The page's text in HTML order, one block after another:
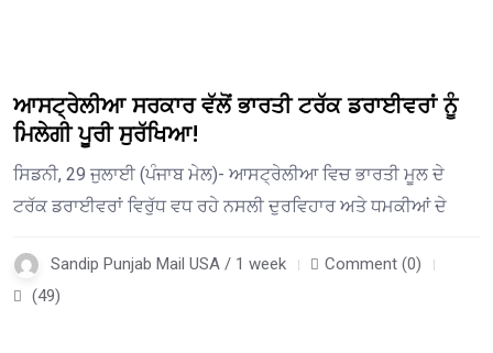
ਆਸਟ੍ਰੇਲੀਆ ਸਰਕਾਰ ਵੱਲੋਂ ਭਾਰਤੀ ਟਰੱਕ ਡਰਾਈਵਰਾਂ ਨੂੰ
ਮਿਲੇਗੀ ਪੂਰੀ ਸੁਰੱਖਿਆ!
ਸਿਡਨੀ, 29 ਜੁਲਾਈ (ਪੰਜਾਬ ਮੇਲ)- ਆਸਟ੍ਰੇਲੀਆ ਵਿਚ ਭਾਰਤੀ ਮੂਲ ਦੇ
ਟਰੱਕ ਡਰਾਈਵਰਾਂ ਵਿਰੁੱਧ ਵਧ ਰਹੇ ਨਸਲੀ ਦੁਰਵਿਹਾਰ ਅਤੇ ਧਮਕੀਆਂ ਦੇ
Sandip Punjab Mail USA / 1 week
Comment (0)
(49)